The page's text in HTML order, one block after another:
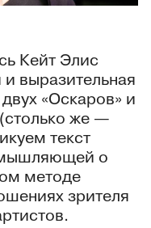
Кейт Элис
выразительная
«Оскаров» и
же —
текст
о
методе
зрителя